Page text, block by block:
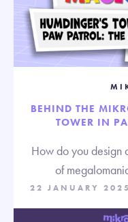
BEHIND THE
TOWER IN
How do you design
of
22 JANUARY 2025